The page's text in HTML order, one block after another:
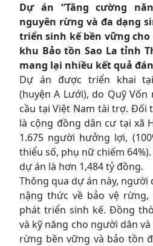
Dự án “Tăng cường
nguyên rừng và đa dạng
triển sinh kế bền vững cho
khu Bảo tồn Sao La tỉnh
mang lại nhiều kết quả
Dự án được triển khai
(huyện A Lưới), do Quỹ
cầu tại Việt Nam tài trợ. Đối
là cộng đồng dân cư tại xã
1.675 người hưởng lợi,
thiểu số, phụ nữ chiếm
dự án là hơn 1,484 tỷ đồng.
Thông qua dự án này, người
nậng thức về bảo vệ
phát triển sinh kế. Đồng
và kỹ năng cho người dân
rừng bền vững và bảo tồn